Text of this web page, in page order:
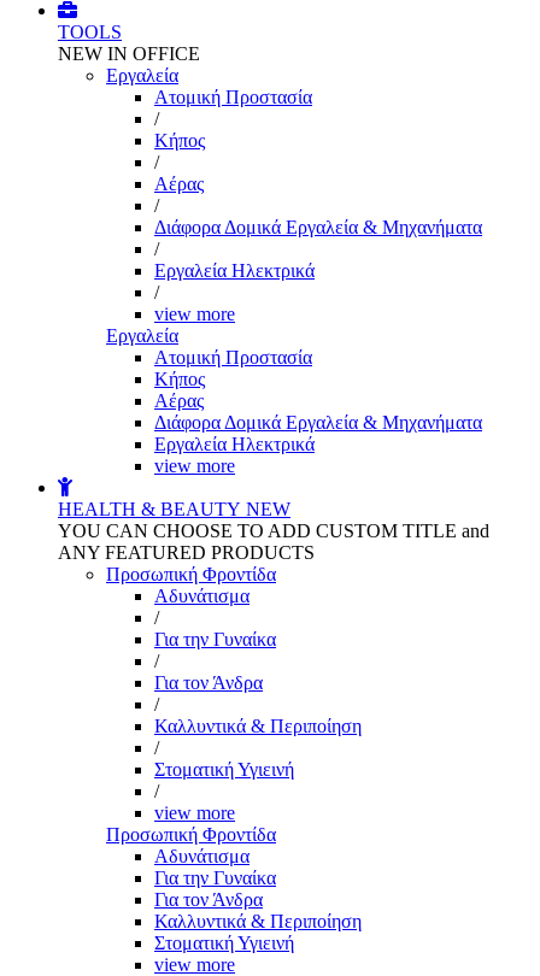
TOOLS
NEW IN OFFICE
Εργαλεία
Aτομική Προστασία
/
Kήπος
/
Αέρας
/
Διάφορα Δομικά Εργαλεία & Μηχανήματα
/
Εργαλεία Ηλεκτρικά
/
view more
Εργαλεία
Aτομική Προστασία
Kήπος
Αέρας
Διάφορα Δομικά Εργαλεία & Μηχανήματα
Εργαλεία Ηλεκτρικά
view more
HEALTH & BEAUTY NEW
YOU CAN CHOOSE TO ADD CUSTOM TITLE and
ANY FEATURED PRODUCTS
Προσωπική Φροντίδα
Αδυνάτισμα
/
Για την Γυναίκα
/
Για τον Άνδρα
/
Καλλυντικά & Περιποίηση
/
Στοματική Υγιεινή
/
view more
Προσωπική Φροντίδα
Αδυνάτισμα
Για την Γυναίκα
Για τον Άνδρα
Καλλυντικά & Περιποίηση
Στοματική Υγιεινή
view more